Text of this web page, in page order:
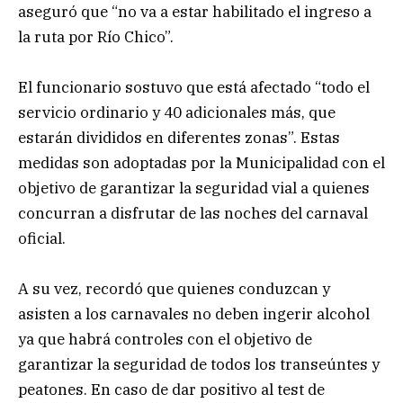
aseguró que “no va a estar habilitado el ingreso a
la ruta por Río Chico”.
El funcionario sostuvo que está afectado “todo el
servicio ordinario y 40 adicionales más, que
estarán divididos en diferentes zonas”. Estas
medidas son adoptadas por la Municipalidad con el
objetivo de garantizar la seguridad vial a quienes
concurran a disfrutar de las noches del carnaval
oficial.
A su vez, recordó que quienes conduzcan y
asisten a los carnavales no deben ingerir alcohol
ya que habrá controles con el objetivo de
garantizar la seguridad de todos los transeúntes y
peatones. En caso de dar positivo al test de